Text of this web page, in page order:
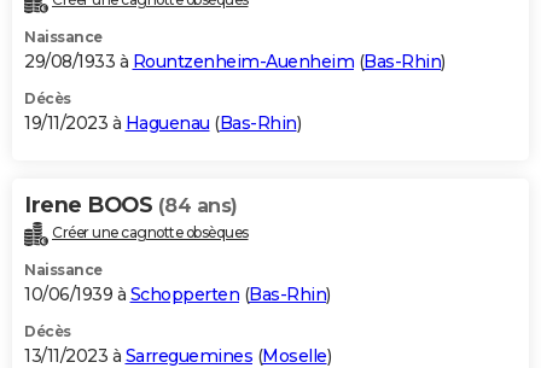
Naissance
29/08/1933 à Rountzenheim-Auenheim (Bas-Rhin)
Décès
19/11/2023 à Haguenau (Bas-Rhin)
Irene BOOS (84 ans)
Créer une cagnotte obsèques
Naissance
10/06/1939 à Schopperten (Bas-Rhin)
Décès
13/11/2023 à Sarreguemines (Moselle)